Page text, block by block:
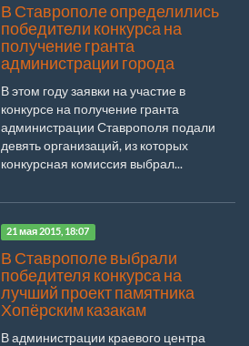
В Ставрополе определились
победители конкурса на
получение гранта
администрации города
В этом году заявки на участие в
конкурсе на получение гранта
администрации Ставрополя подали
девять организаций, из которых
конкурсная комиссия выбрал...
21 мая 2015, 18:07
В Ставрополе выбрали
победителя конкурса на
лучший проект памятника
Хопёрским казакам
В администрации краевого центра